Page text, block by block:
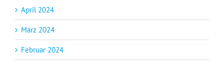
April 2024
März 2024
Februar 2024